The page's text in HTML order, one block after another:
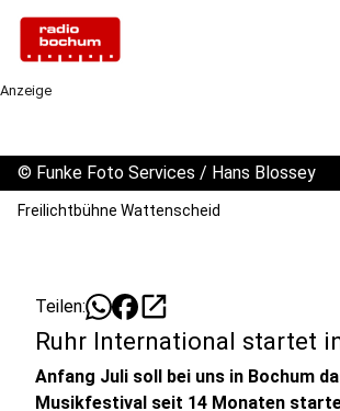
Anzeige
© Funke Foto Services / Hans Blossey
Freilichtbühne Wattenscheid
Teilen: open_in_new
Ruhr International startet
Anfang Juli soll bei uns in Bochum
Musikfestival seit 14 Monaten